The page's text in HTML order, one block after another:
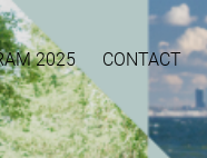
2025 CONTACT